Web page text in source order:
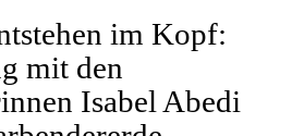
im Kopf:
mit den
Isabel Abedi